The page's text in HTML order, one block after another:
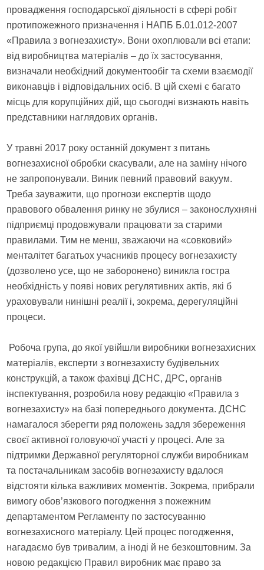
провадження господарської діяльності в сфері робіт
протипожежного призначення і НАПБ Б.01.012-2007
«Правила з вогнезахисту». Вони охоплювали всі етапи:
від виробництва матеріалів – до їх застосування,
визначали необхідний документообіг та схеми взаємодії
виконавців і відповідальних осіб. В цій схемі є багато
місць для корупційних дій, що сьогодні визнають навіть
представники наглядових органів.
У травні 2017 року останній документ з питань
вогнезахисної обробки скасували, але на заміну нічого
не запропонували. Виник певний правовий вакуум.
Треба зауважити, що прогнози експертів щодо
правового обвалення ринку не збулися – законослухняні
підприємці продовжували працювати за старими
правилами. Тим не менш, зважаючи на «совковий»
менталітет багатьох учасників процесу вогнезахисту
(дозволено усе, що не заборонено) виникла гостра
необхідність у появі нових регулятивних актів, які б
ураховували нинішні реалії і, зокрема, дерегуляційні
процеси.
Робоча група, до якої увійшли виробники вогнезахисних
матеріалів, експерти з вогнезахисту будівельних
конструкцій, а також фахівці ДСНС, ДРС, органів
інспектування, розробила нову редакцію «Правила з
вогнезахисту» на базі попереднього документа. ДСНС
намагалося зберегти ряд положень задля збереження
своєї активної головуючої участі у процесі. Але за
підтримки Державної регуляторної служби виробникам
та постачальникам засобів вогнезахисту вдалося
відстояти кілька важливих моментів. Зокрема, прибрали
вимогу обов’язкового погодження з пожежним
департаментом Регламенту по застосуванню
вогнезахисного матеріалу. Цей процес погодження,
нагадаємо був тривалим, а іноді й не безкоштовним. За
новою редакцією Правил виробник має право за